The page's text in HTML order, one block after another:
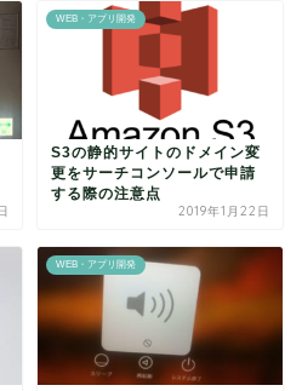
WEB・アプリ開発
S3の静的サイトのドメイン変
更をサーチコンソールで申請
する際の注意点
2019年1月22日
WEB・アプリ開発